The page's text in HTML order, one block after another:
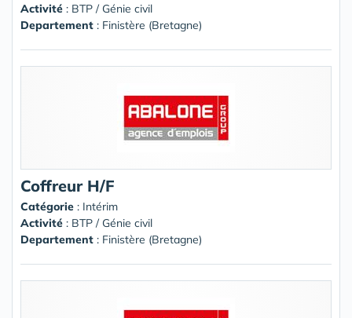
Activité : BTP / Génie civil
Departement : Finistère (Bretagne)
Coffreur H/F
Catégorie : Intérim
Activité : BTP / Génie civil
Departement : Finistère (Bretagne)